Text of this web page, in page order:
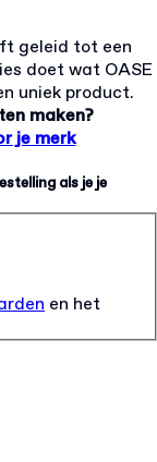
geleid tot een
doet wat OASE
uniek product.
maken?
je merk
als je je
en het